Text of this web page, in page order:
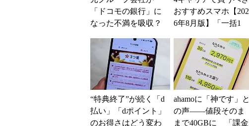
「ドコモの銀行」に
なった不満を吸収？
BIの銀行」として最
大5....
おすすめスマホ【202
6年8月版】「一括1
得なiPhone／...
“特典終了”が続く「d
払い」「dポイント」
のお得さはどう変わ
ahamoに「神です」と
の声――値段そのま
まで40GBに 「課金